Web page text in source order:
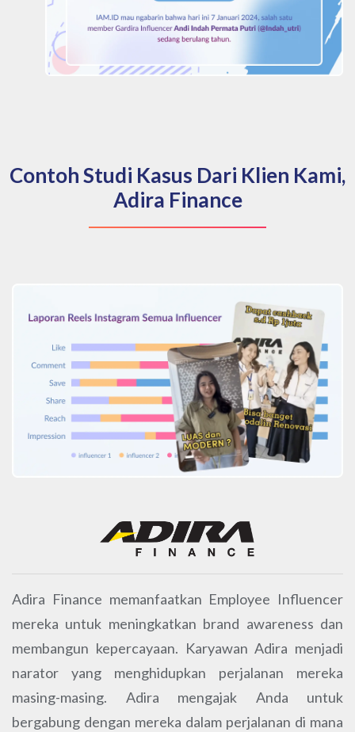
Contoh Studi Kasus Dari Klien Kami,
Adira Finance
Adira Finance memanfaatkan Employee Influencer
mereka untuk meningkatkan brand awareness dan
membangun kepercayaan. Karyawan Adira menjadi
narator yang menghidupkan perjalanan mereka
masing-masing. Adira mengajak Anda untuk
bergabung dengan mereka dalam perjalanan di mana